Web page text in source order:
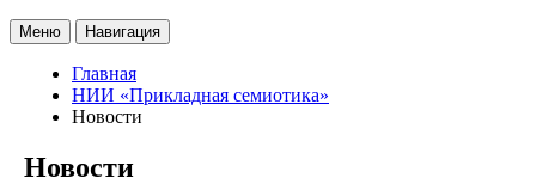
Меню Навигация
Главная
НИИ «Прикладная семиотика»
Новости
Новости